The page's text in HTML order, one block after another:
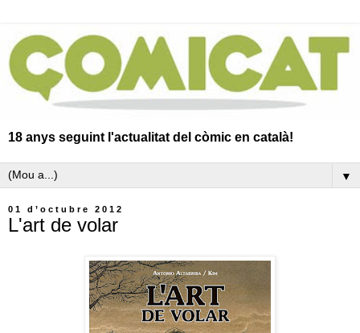
18 anys seguint l'actualitat del còmic en català!
▼
01 d’octubre 2012
L'art de volar